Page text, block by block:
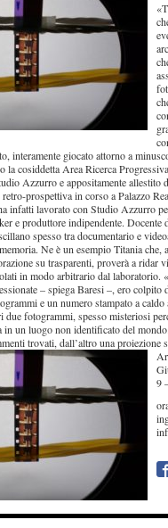
interamente giocato attorno a
la cosiddetta Area Ricerca
Azzurro e appositamente allestito
prospettiva in corso a Palazzo
infatti lavorato con Studio Azzurro
e produttore indipendente.
spesso tra documentario e
Ne è un esempio Titania
su trasparenti, proverà a ridar
in modo arbitrario dal
– spiega Baresi –, ero colpito
e un numero stampato a
due fotogrammi, spesso misteriosi
in un luogo non identificato del
trovati, dall’altro una proiezione
9